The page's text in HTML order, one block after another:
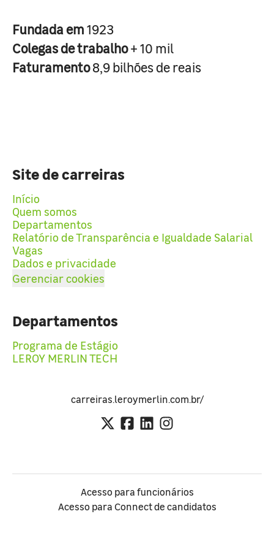
Fundada em1923
Colegas de trabalho+ 10 mil
Faturamento8,9 bilhões de reais
Site de carreiras
Início
Quem somos
Departamentos
Relatório de Transparência e Igualdade Salarial
Vagas
Dados e privacidade
Gerenciar cookies
Departamentos
Programa de Estágio
LEROY MERLIN TECH
carreiras.leroymerlin.com.br/
Acesso para funcionários
Acesso para Connect de candidatos